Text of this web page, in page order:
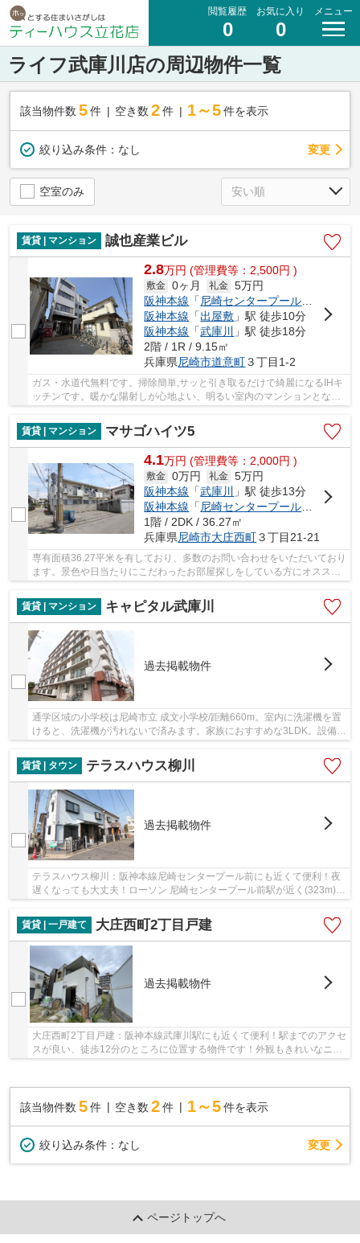
閲覧履歴
0
お気に入り
0
メニュー
ライフ武庫川店の周辺物件一覧
該当物件数 5件 空き数 2 件 1～5 件を表示
絞り込み条件： なし 変更
空室のみ
賃貸 | マンション 誠也産業ビル
2.8万円 (管理費等：2,500円 )
敷金 0ヶ月 礼金 5万円
阪神本線 「尼崎センタープール前
阪神本線 「出屋敷 」駅 徒歩10分
阪神本線 「武庫川
」駅 徒歩18分
2階 / 1R / 9.15㎡
兵庫県尼崎市道意町３丁目1-2
ガス・水道代無料です。掃除簡単,サッと引き取るだけで綺麗になるIHキ
ッチンです。暖かな陽射しが心地よい、明るい室内のマンションとなっ
賃貸 | マンション
マサゴハイツ5
4.1万円 (管理費等：2,000円 )
敷金 0万円 礼金 5万円
阪神本線 「武庫川
」駅 徒歩13分
阪神本線 「尼崎センタープール前
」駅 徒
1階 / 2DK / 36.27㎡
兵庫県尼崎市大庄西町３丁目21-21
専有面積36.27平米を有しており、多数のお問い合わせをいただいており
ます。景色や日当たりにこだわったお部屋探しをしている方にオススメ
賃貸 | マンション
キャピタル武庫川
過去掲載物件
通学区域の小学校は尼崎市立 成文小学校/距離660m。室内に洗濯機を置
けると、洗濯機が汚れないで済みます。家族におすすめな3LDK。設備も
賃貸 | タウン
テラスハウス柳川
過去掲載物件
テラスハウス柳川：阪神本線尼崎センタープール前にも近くて便利！夜
遅くなっても大丈夫！ローソン 尼崎センタープール前駅が近く(323m)に
賃貸 | 一戸建て
大庄西町2丁目戸建
過去掲載物件
大庄西町2丁目戸建：阪神本線武庫川駅にも近くて便利！駅までのアクセ
スが良い、徒歩12分のところに位置する物件です！外観もきれいなニー
該当物件数 5件 空き数 2 件 1～5 件を表示
絞り込み条件： なし 変更
ページトップへ